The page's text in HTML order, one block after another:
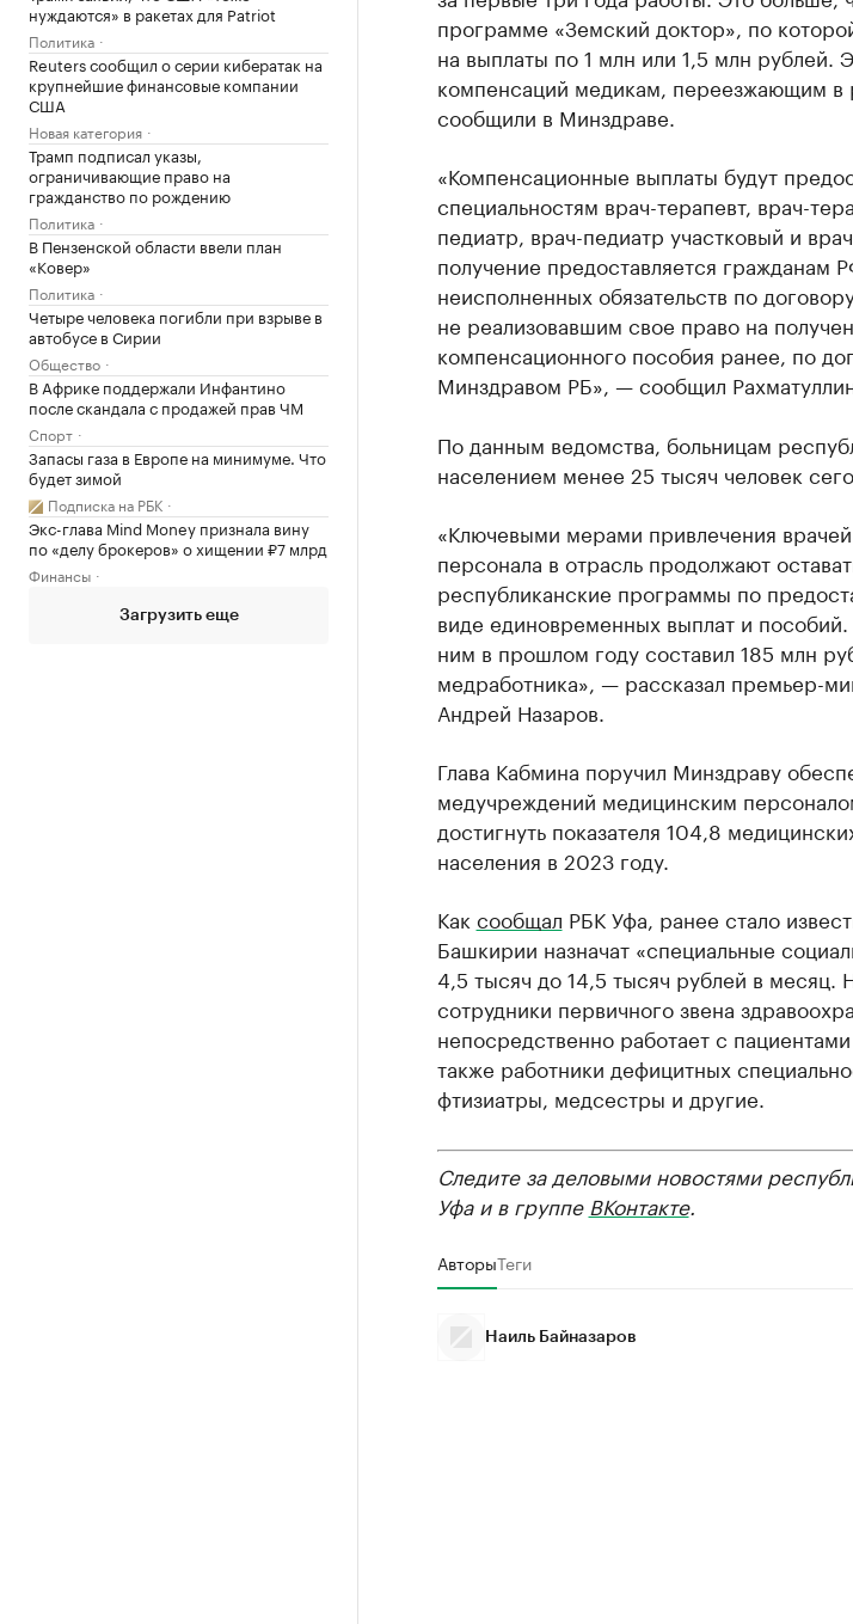
нуждаются» в ракетах для Patriot
Политика
Reuters сообщил о серии кибератак на
крупнейшие финансовые компании
США
Новая категория
Трамп подписал указы,
ограничивающие право на
гражданство по рождению
Политика
В Пензенской области ввели план
«Ковер»
Политика
Четыре человека погибли при взрыве в
автобусе в Сирии
Общество
В Африке поддержали Инфантино
после скандала с продажей прав ЧМ
Спорт
Запасы газа в Европе на минимуме. Что
будет зимой
Подписка на РБК
Экс-глава Mind Money признала вину
по «делу брокеров» о хищении ₽7 млрд
Финансы
Загрузить еще
программе «Земский доктор», по
на выплаты по 1 млн или 1,5 млн рублей.
компенсаций медикам, переезжающим в
сообщили в Минздраве.
«Компенсационные выплаты будут
специальностям врач-терапевт, врач-
педиатр, врач-педиатр участковый и
получение предоставляется
неисполненных обязательств по
не реализовавшим свое право на
компенсационного пособия ранее, по
Минздравом РБ», — сообщил
По данным ведомства, больницам
населением менее 25 тысяч человек
«Ключевыми мерами привлечения
персонала в отрасль продолжают
республиканские программы по
виде единовременных выплат и
ним в прошлом году составил 185 млн
медработника», — рассказал премьер-
Андрей Назаров.
Глава Кабмина поручил Минздраву
медучреждений медицинским
достигнуть показателя 104,8
населения в 2023 году.
Как сообщал РБК Уфа, ранее стало
Башкирии назначат «специальные
4,5 тысяч до 14,5 тысяч рублей в месяц.
сотрудники первичного звена
непосредственно работает с
также работники дефицитных
фтизиатры, медсестры и другие.
Следите за деловыми новостями
Уфа и в группе ВКонтакте.
АвторыТеги
Наиль Байназаров